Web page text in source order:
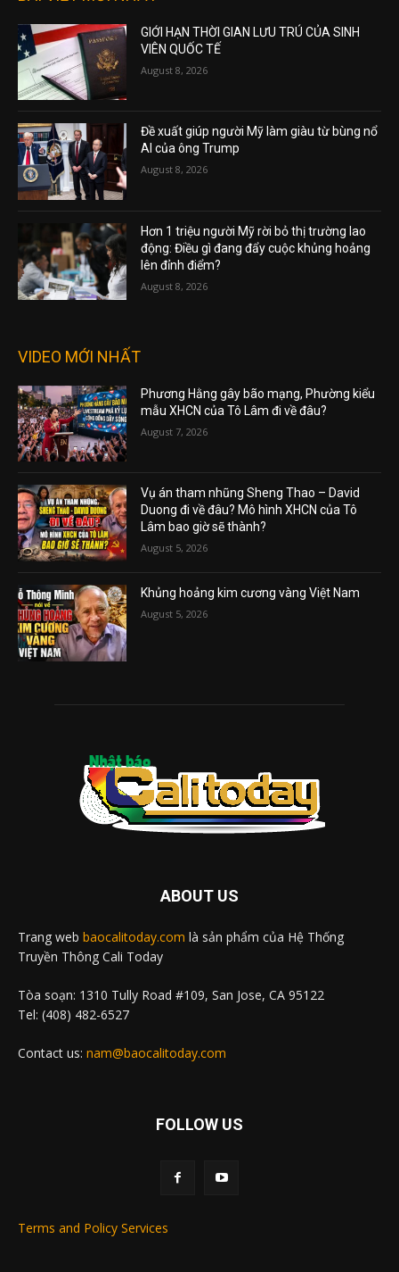
GIỚI HẠN THỜI GIAN LƯU TRÚ CỦA SINH
VIÊN QUỐC TẾ
August 8, 2026
Đề xuất giúp người Mỹ làm giàu từ bùng nổ
AI của ông Trump
August 8, 2026
Hơn 1 triệu người Mỹ rời bỏ thị trường lao
động: Điều gì đang đẩy cuộc khủng hoảng
lên đỉnh điểm?
August 8, 2026
VIDEO MỚI NHẤT
Phương Hằng gây bão mạng, Phường kiểu
mẫu XHCN của Tô Lâm đi về đâu?
August 7, 2026
Vụ án tham nhũng Sheng Thao – David
Duong đi về đâu? Mô hình XHCN của Tô
Lâm bao giờ sẽ thành?
August 5, 2026
Khủng hoảng kim cương vàng Việt Nam
August 5, 2026
ABOUT US
Trang web baocalitoday.com là sản phẩm của Hệ Thống
Truyền Thông Cali Today
Tòa soạn: 1310 Tully Road #109, San Jose, CA 95122
Tel: (408) 482-6527
Contact us: nam@baocalitoday.com
FOLLOW US
Terms and Policy Services